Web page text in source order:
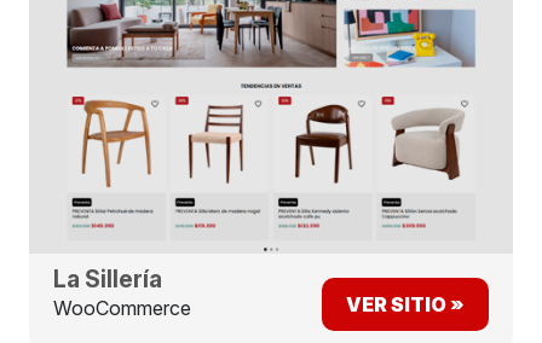
La Sillería
WooCommerce VER SITIO »